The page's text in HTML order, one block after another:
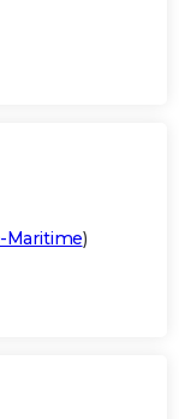
Maritime)